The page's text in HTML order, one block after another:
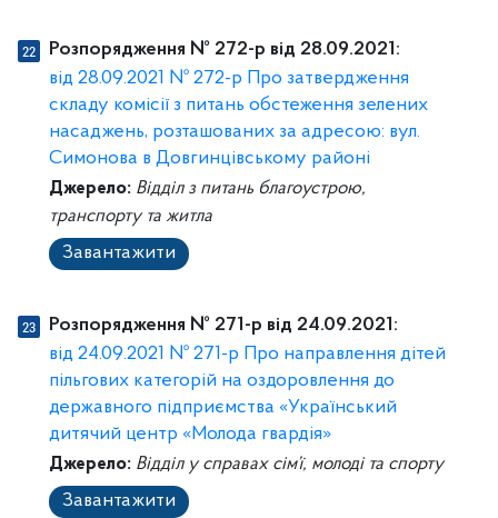
Розпорядження № 272-р від 28.09.2021:
від 28.09.2021 № 272-р Про затвердження
складу комісії з питань обстеження зелених
насаджень, розташованих за адресою: вул.
Симонова в Довгинцівському районі
Джерело: Відділ з питань благоустрою,
транспорту та житла
Завантажити
Розпорядження № 271-р від 24.09.2021:
від 24.09.2021 № 271-р Про направлення дітей
пільгових категорій на оздоровлення до
державного підприємства «Український
дитячий центр «Молода гвардія»
Джерело: Відділ у справах сім’ї, молоді та спорту
Завантажити